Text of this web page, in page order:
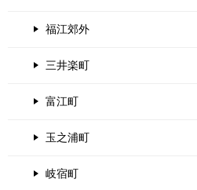
福江郊外
三井楽町
富江町
玉之浦町
岐宿町